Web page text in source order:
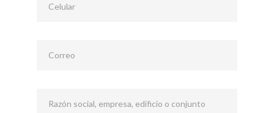
Celular
Correo
Razón social, empresa, edificio o conjunto